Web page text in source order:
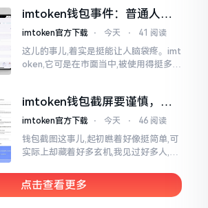
急得连连跺脚。实际上讲
imtoken钱包事件：普通人该
咋办？
imtoken官方下载 ⋅ 今天 ⋅ 41 阅读
这儿的事儿,着实是挺能让人脑袋疼。imt
oken,它可是在市面当中,被使用得挺多的
imtoken钱包截屏要谨慎，别
把隐私当儿戏
imtoken官方下载 ⋅ 今天 ⋅ 46 阅读
钱包截图这事儿,起初瞧着好像挺简单,可
实际上却藏着好多玄机,我见过好多人,总
者群聊里,结果账号被盗,资产也没了,要晓
得
点击查看更多